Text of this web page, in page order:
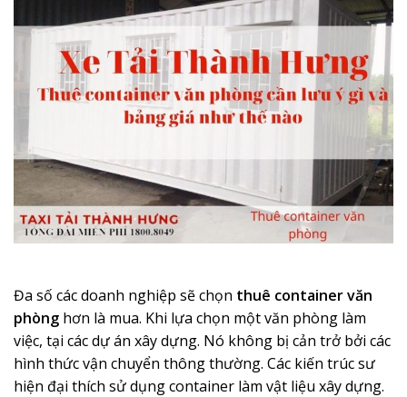
Đa số các doanh nghiệp sẽ chọn thuê container văn
phòng hơn là mua. Khi lựa chọn một văn phòng làm
việc, tại các dự án xây dựng. Nó không bị cản trở bởi các
hình thức vận chuyển thông thường. Các kiến trúc sư
hiện đại thích sử dụng container làm vật liệu xây dựng.